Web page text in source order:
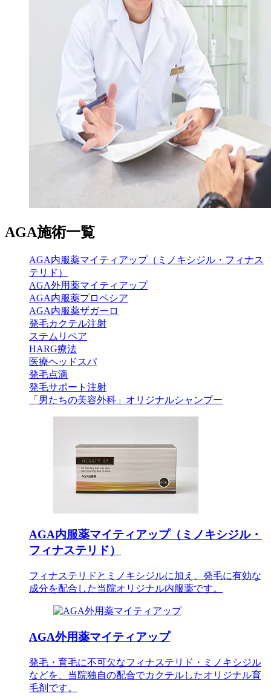
AGA施術⼀覧
AGA内服薬マイティアップ（ミノキシジル・フィナス
テリド）
AGA外用薬マイティアップ
AGA内服薬プロペシア
AGA内服薬ザガーロ
発毛カクテル注射
ステムリペア
HARG療法
医療ヘッドスパ
発毛点滴
発毛サポート注射
「男たちの美容外科」オリジナルシャンプー
AGA内服薬マイティアップ（ミノキシジル・
フィナステリド）
フィナステリドとミノキシジルに加え、発毛に有効な
成分を配合した当院オリジナル内服薬です。
AGA外用薬マイティアップ
発毛・育毛に不可欠なフィナステリド・ミノキシジル
などを、当院独自の配合でカクテルしたオリジナル育
毛剤です。